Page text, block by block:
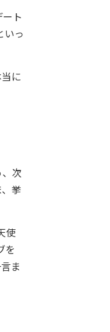
ト
いっ
に
次
挙
使
を
ま